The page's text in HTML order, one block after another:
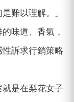
難以理解。」
味道、香氣，
訴求行銷策略
是在梨花女子